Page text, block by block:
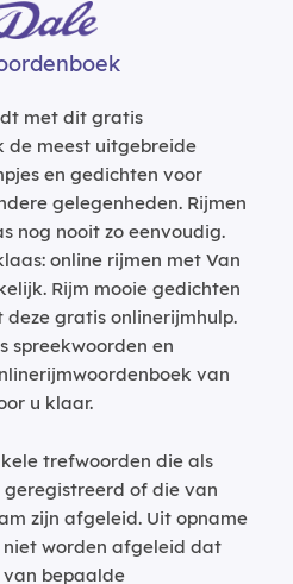
met dit gratis
de meest uitgebreide
en gedichten voor
gelegenheden. Rijmen
nog nooit zo eenvoudig.
online rijmen met Van
Rijm mooie gedichten
gratis onlinerijmhulp.
spreekwoorden en
van
u klaar.
trefwoorden die als
geregistreerd of die van
zijn afgeleid. Uit opname
worden afgeleid dat
bepaalde